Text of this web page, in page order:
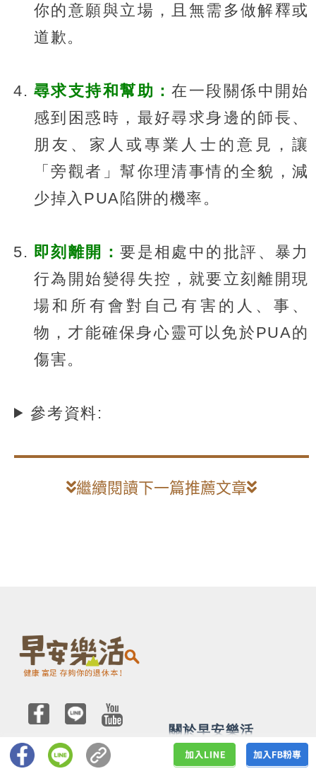
你的意願與立場，且無需多做解釋或
道歉。
尋求支持和幫助：在一段關係中開始
感到困惑時，最好尋求身邊的師長、
朋友、家人或專業人士的意見，讓
「旁觀者」幫你理清事情的全貌，減
少掉入PUA陷阱的機率。
即刻離開：要是相處中的批評、暴力
行為開始變得失控，就要立刻離開現
場和所有會對自己有害的人、事、
物，才能確保身心靈可以免於PUA的
傷害。
參考資料:
繼續閱讀下一篇推薦文章
服務時間
週一~週五
關於早安樂活
關於我們